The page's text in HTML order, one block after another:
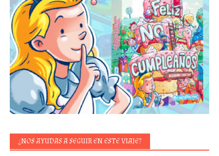
¿NOS AYUDAS A SEGUIR EN ESTE VIAJE?